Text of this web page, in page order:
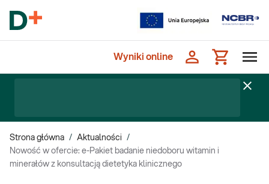
Wyniki online
Strona główna / Aktualności
/
Nowość w ofercie: e-Pakiet badanie niedoboru witamin i
minerałów z konsultacją dietetyka klinicznego